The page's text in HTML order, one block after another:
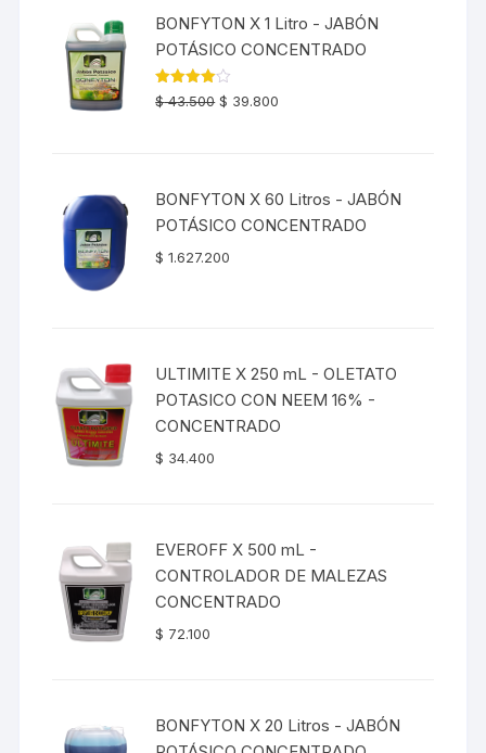
BONFYTON X 1 Litro - JABÓN
POTÁSICO CONCENTRADO
Valorado
con 4.00
$43.500 El
$ 43.500.
$ 39.800
$ 39.800.
BONFYTON X 60 Litros - JABÓN
POTÁSICO CONCENTRADO
$ 1.627.200
ULTIMITE X 250 mL - OLETATO
POTASICO CON NEEM 16% -
CONCENTRADO
$ 34.400
EVEROFF X 500 mL -
CONTROLADOR DE MALEZAS
CONCENTRADO
$ 72.100
BONFYTON X 20 Litros - JABÓN